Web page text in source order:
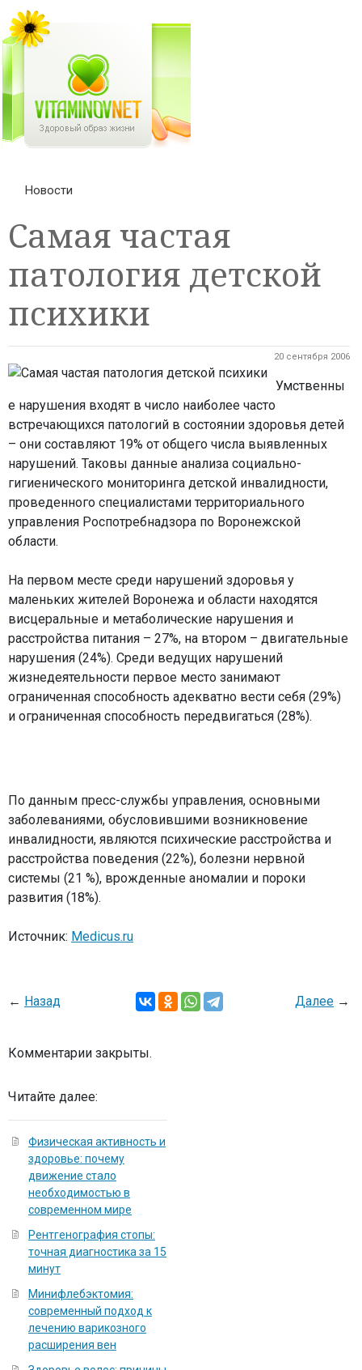
Новости
Самая частая
патология детской
психики
20 сентября 2006
Умственны
е нарушения входят в число наиболее часто
встречающихся патологий в состоянии здоровья детей
– они составляют 19% от общего числа выявленных
нарушений. Таковы данные анализа социально-
гигиенического мониторинга детской инвалидности,
проведенного специалистами территориального
управления Роспотребнадзора по Воронежской
области.
На первом месте среди нарушений здоровья у
маленьких жителей Воронежа и области находятся
висцеральные и метаболические нарушения и
расстройства питания – 27%, на втором – двигательные
нарушения (24%). Среди ведущих нарушений
жизнедеятельности первое место занимают
ограниченная способность адекватно вести себя (29%)
и ограниченная способность передвигаться (28%).
По данным пресс-службы управления, основными
заболеваниями, обусловившими возникновение
инвалидности, являются психические расстройства и
расстройства поведения (22%), болезни нервной
системы (21 %), врожденные аномалии и пороки
развития (18%).
Источник: Medicus.ru
← Назад Далее →
Комментарии закрыты.
Читайте далее:
Физическая активность и
здоровье: почему
движение стало
необходимостью в
современном мире
Рентгенография стопы:
точная диагностика за 15
минут
Минифлебэктомия:
современный подход к
лечению варикозного
расширения вен